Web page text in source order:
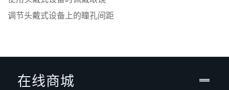
调节头戴式设备上的瞳孔间距
在线商城